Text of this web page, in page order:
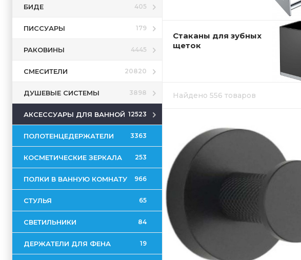
БИДЕ 405
ПИССУАРЫ 179
РАКОВИНЫ 4445
СМЕСИТЕЛИ 20820
ДУШЕВЫЕ СИСТЕМЫ 3898
АКСЕССУАРЫ ДЛЯ ВАННОЙ 12523
ПОЛОТЕНЦЕДЕРЖАТЕЛИ 3363
КОСМЕТИЧЕСКИЕ ЗЕРКАЛА 253
ПОЛКИ В ВАННУЮ КОМНАТУ 966
СТУЛЬЯ 65
СВЕТИЛЬНИКИ 84
ДЕРЖАТЕЛИ ДЛЯ ФЕНА 19
Стаканы для зубных
щеток
Найдено 556 товаров